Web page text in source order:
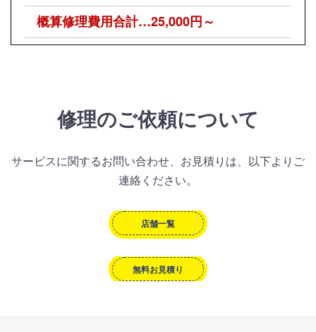
概算修理費用合計…25,000円～
修理のご依頼について
サービスに関するお問い合わせ、お見積りは、以下よりご
連絡ください。
店舗一覧
無料お見積り